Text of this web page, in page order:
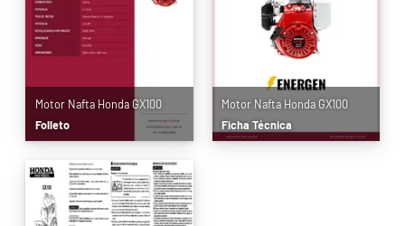
Motor Nafta Honda GX100
Folleto
Motor Nafta Honda GX100
Ficha Técnica